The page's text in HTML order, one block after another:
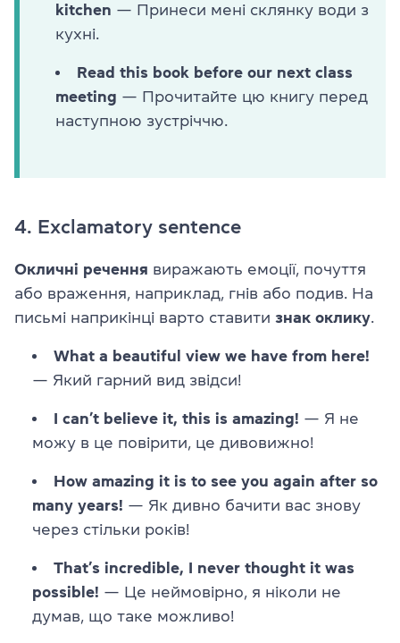
kitchen — Принеси мені склянку води з
кухні.
Read this book before our next class
meeting — Прочитайте цю книгу перед
наступною зустріччю.
4. Exclamatory sentence
Окличні речення виражають емоції, почуття
або враження, наприклад, гнів або подив. На
письмі наприкінці варто ставити знак оклику
What a beautiful view we have from here!
— Який гарний вид звідси!
I can’t believe it, this is amazing! — Я не
можу в це повірити, це дивовижно!
How amazing it is to see you again after so
many years! — Як дивно бачити вас знову
через стільки років!
That’s incredible, I never thought it was
possible! — Це неймовірно, я ніколи не
думав, що таке можливо!